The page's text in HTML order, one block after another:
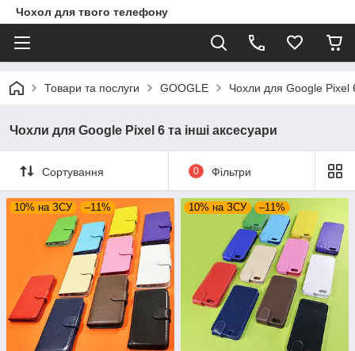
Чохол для твого телефону
Товари та послуги GOOGLE Чохли для Google Pixel
Чохли для Google Pixel 6 та інші аксесуари
Сортування 0 Фільтри
10% на ЗСУ –11% 10% на ЗСУ –11%